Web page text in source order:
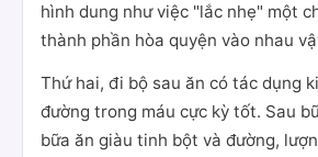
hình dung như việc "lắc nhẹ" một
thành phần hòa quyện vào nhau
Thứ hai, đi bộ sau ăn có tác dụng
đường trong máu cực kỳ tốt. Sau
bữa ăn giàu tinh bột và đường,